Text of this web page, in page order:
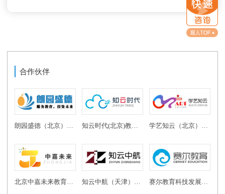
合作伙伴
朗园盛德（北京）教育投资有限公司 知云时代(北京)教育科技有限公司 学艺知云（北京）教育科技有限公司